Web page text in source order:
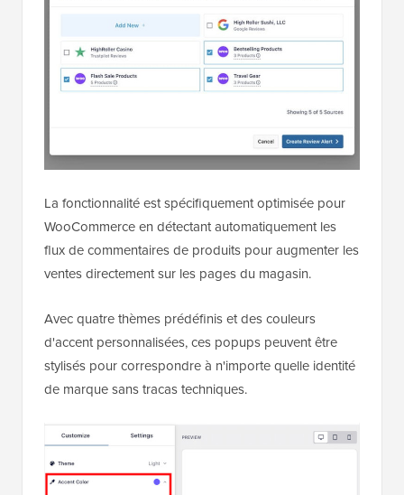
La fonctionnalité est spécifiquement optimisée pour
WooCommerce en détectant automatiquement les
flux de commentaires de produits pour augmenter les
ventes directement sur les pages du magasin.
Avec quatre thèmes prédéfinis et des couleurs
d'accent personnalisées, ces popups peuvent être
stylisés pour correspondre à n'importe quelle identité
de marque sans tracas techniques.